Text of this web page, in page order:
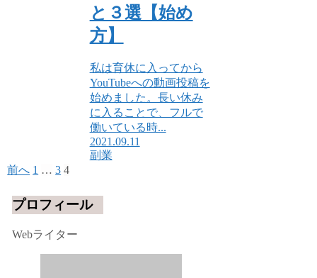
と３選【始め
方】
私は育休に入ってから
YouTubeへの動画投稿を
始めました。長い休み
に入ることで、フルで
働いている時...
2021.09.11
副業
前へ 1 … 3 4
プロフィール
Webライター